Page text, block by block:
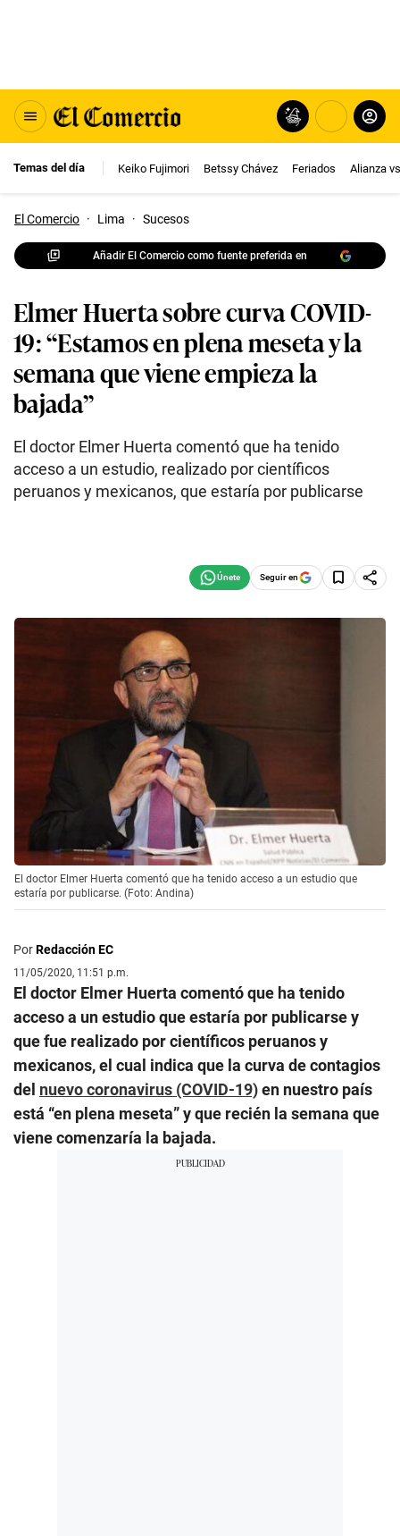
Temas del día Keiko Fujimori Betssy Chávez Feriados Alianza
El Comercio · Lima · Sucesos
Añadir El Comercio como fuente preferida en
Elmer Huerta sobre curva COVID-
19: “Estamos en plena meseta y la
semana que viene empieza la
bajada”
El doctor Elmer Huerta comentó que ha tenido
acceso a un estudio, realizado por científicos
peruanos y mexicanos, que estaría por publicarse
Seguir en
El doctor Elmer Huerta comentó que ha tenido acceso a un estudio que
estaría por publicarse. (Foto: Andina)
PorRedacción EC
11/05/2020, 11:51 p.m.
El doctor Elmer Huerta comentó que ha tenido
acceso a un estudio que estaría por publicarse y
que fue realizado por científicos peruanos y
mexicanos, el cual indica que la curva de contagios
del nuevo coronavirus (COVID-19)en nuestro país
está “en plena meseta” y que recién la semana que
viene comenzaría la bajada.